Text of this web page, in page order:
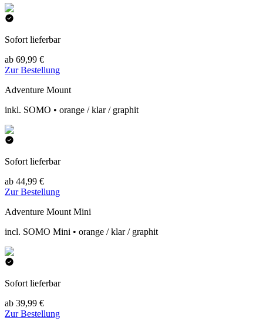
Sofort lieferbar
ab 69,99 €
Zur Bestellung
Adventure Mount
inkl. SOMO • orange / klar / graphit
Sofort lieferbar
ab 44,99 €
Zur Bestellung
Adventure Mount Mini
incl. SOMO Mini • orange / klar / graphit
Sofort lieferbar
ab 39,99 €
Zur Bestellung